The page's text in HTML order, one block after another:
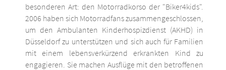
besonderen Art: den Motorradkorso der "Biker4kids".
2006 haben sich Motorradfans zusammengeschlossen,
um den Ambulanten Kinderhospizdienst (AKHD) in
Düsseldorf zu unterstützen und sich auch für Familien
mit einem lebensverkürzend erkrankten Kind zu
engagieren. Sie machen Ausflüge mit den betroffenen